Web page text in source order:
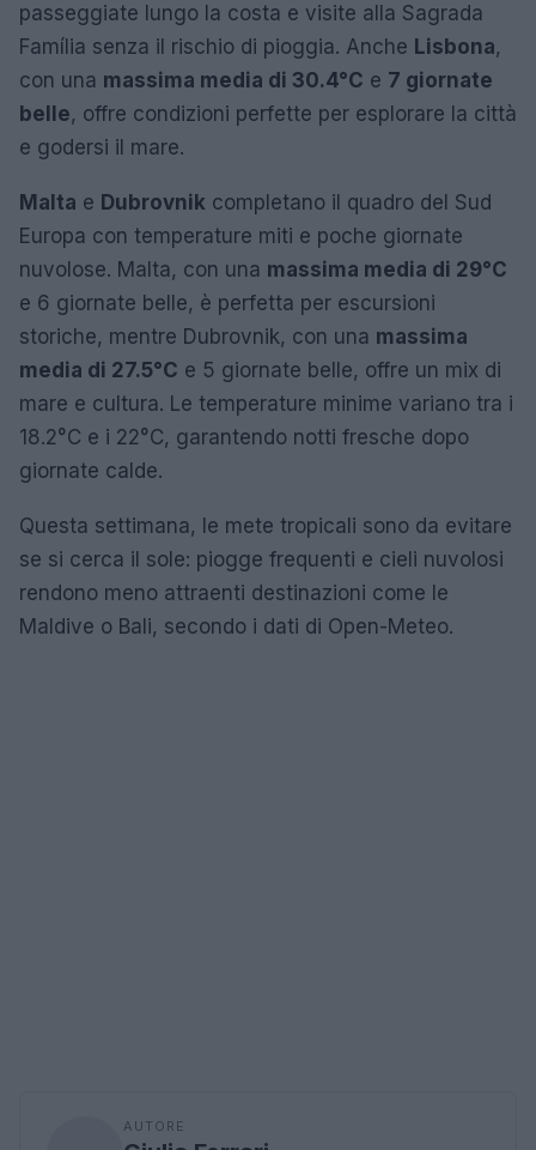
passeggiate lungo la costa e visite alla Sagrada
Família senza il rischio di pioggia. Anche Lisbona,
con una massima media di 30.4°C e 7 giornate
belle, offre condizioni perfette per esplorare la città
e godersi il mare.
Malta e Dubrovnik completano il quadro del Sud
Europa con temperature miti e poche giornate
nuvolose. Malta, con una massima media di 29°C
e 6 giornate belle, è perfetta per escursioni
storiche, mentre Dubrovnik, con una massima
media di 27.5°C e 5 giornate belle, offre un mix di
mare e cultura. Le temperature minime variano tra i
18.2°C e i 22°C, garantendo notti fresche dopo
giornate calde.
Questa settimana, le mete tropicali sono da evitare
se si cerca il sole: piogge frequenti e cieli nuvolosi
rendono meno attraenti destinazioni come le
Maldive o Bali, secondo i dati di Open-Meteo.
AUTORE